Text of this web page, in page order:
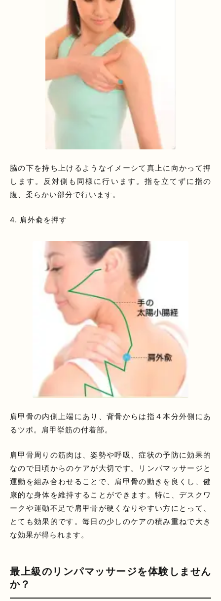
脇の下を持ち上けるようなイメーシて真上に向かって押
します。反対側も同様に行います。指を立てずに指の
腹、柔らかい部分で行います。
4. 肩外兪を押す
肩甲骨の内側上端にあり、背骨からは指４本分外側にあ
るツボ。肩甲挙筋の付着部。
肩甲骨周りの筋肉は、姿勢や呼吸、症状の予防に効果的
なので日頃からのケアが大切です。リンパマッサージと
運動を組み合わせることで、肩甲骨の動きを良くし、健
康的な身体を維持することができます。特に、デスクワ
ークや運動不足で肩甲骨が硬くなりやすい方にとって、
とても効果的です。毎日の少しのケアの積み重ねで大き
な効果が得られます。
最上級のリンパマッサージを体験しません
か？